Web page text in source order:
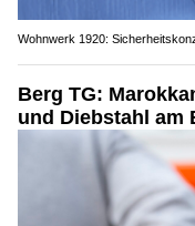
Wohnwerk 1920:
Berg TG:
und Diebstahl am